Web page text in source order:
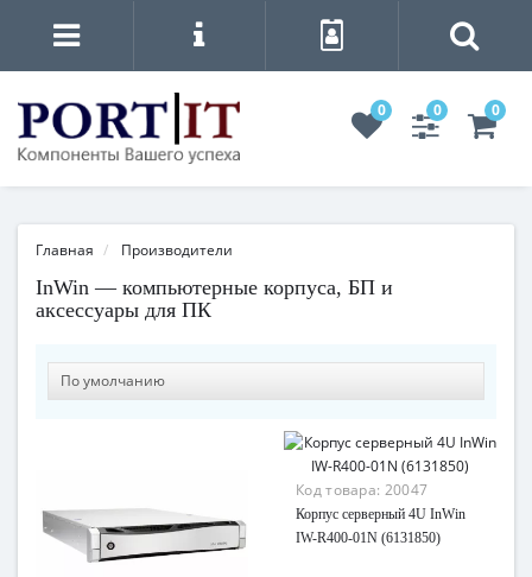
0 0 0
Главная Производители
InWin — компьютерные корпуса, БП и
аксессуары для ПК
Код товара: 20047
Корпус серверный 4U InWin
IW-R400-01N (6131850)